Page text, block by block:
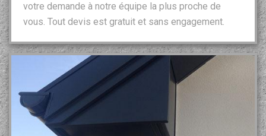
votre demande à notre équipe la plus proche de
vous. Tout devis est gratuit et sans engagement.